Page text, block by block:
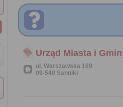
Urząd Miasta i
ul. Warszawska 169
09-540 Sanniki